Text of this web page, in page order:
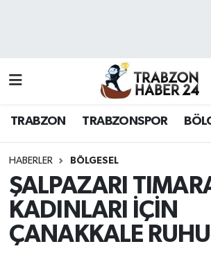
TRABZON TRABZONSPOR
HABERLER BÖLGESEL
ŞALPAZARI
KADINLARI İÇİN
ÇANAKKALE RUHU
Hava Durumu
Namaz Vakitleri
Trafik Durumu
Süper Lig Puan Durumu ve
Tüm Manşetler